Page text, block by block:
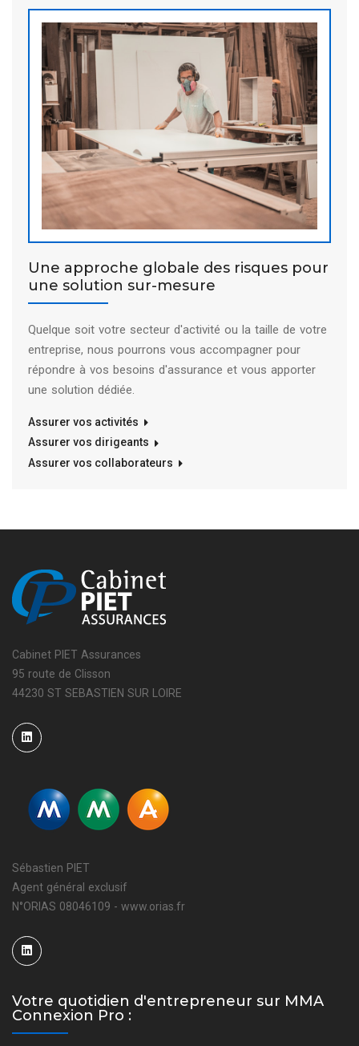
Une approche globale des risques pour
une solution sur-mesure
Quelque soit votre secteur d'activité ou la taille de votre
entreprise, nous pourrons vous accompagner pour
répondre à vos besoins d'assurance et vous apporter
une solution dédiée.
Assurer vos activités
Assurer vos dirigeants
Assurer vos collaborateurs
Cabinet PIET Assurances
95 route de Clisson
44230 ST SEBASTIEN SUR LOIRE
Sébastien PIET
Agent général exclusif
N°ORIAS 08046109 - www.orias.fr
Votre quotidien d'entrepreneur sur MMA
Connexion Pro :